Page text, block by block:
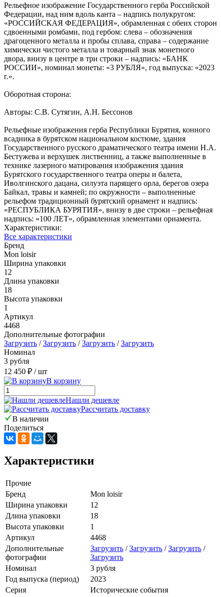
Рельефное изображение Государственного герба Российской
Федерации, над ним вдоль канта – надпись полукругом:
«РОССИЙСКАЯ ФЕДЕРАЦИЯ», обрамленная с обеих сторон
сдвоенными ромбами, под гербом: слева – обозначения
драгоценного металла и пробы сплава, справа – содержание
химически чистого металла и товарный знак монетного
двора, внизу в центре в три строки – надпись: «БАНК
РОССИИ», номинал монеты: «3 РУБЛЯ», год выпуска: «2023
г.».
Оборотная сторона:
Авторы: С.В. Сутягин, А.Н. Бессонов
Рельефные изображения герба Республики Бурятия, конного
всадника в бурятском национальном костюме, здания
Государственного русского драматического театра имени Н.А.
Бестужева и верхушек лиственниц, а также выполненные в
технике лазерного матирования изображения здания
Бурятского государственного театра оперы и балета,
Иволгинского дацана, силуэта парящего орла, берегов озера
Байкал, травы и камней; по окружности – выполненные
рельефом традиционный бурятский орнамент и надпись:
«РЕСПУБЛИКА БУРЯТИЯ», внизу в две строки – рельефная
надпись: «100 ЛЕТ», обрамленная элементами орнамента.
Характеристики:
Все характеристики
Бренд
Mon loisir
Ширина упаковки
12
Длина упаковки
18
Высота упаковки
1
Артикул
4468
Дополнительные фотографии
Загрузить /Загрузить /Загрузить /Загрузить
Номинал
3 рубля
12 450 ₽ / шт
В корзину
Нашли дешевле
Рассчитать доставку
В наличии
Поделиться
Характеристики
Прочие
Бренд
Mon loisir
Ширина упаковки
12
Длина упаковки
18
Высота упаковки
1
Артикул
4468
Дополнительные
фотографии
Загрузить /Загрузить /Загрузить /
Загрузить
Номинал
3 рубля
Год выпуска (период)
2023
Серия
Исторические события